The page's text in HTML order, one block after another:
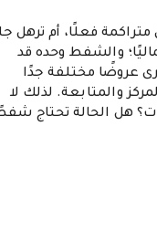
فعلًا، أم ترهل
والشفط وحده قد
عروضًا مختلفة جدًا
والمتابعة. لذلك لا
هل الحالة تحتاج